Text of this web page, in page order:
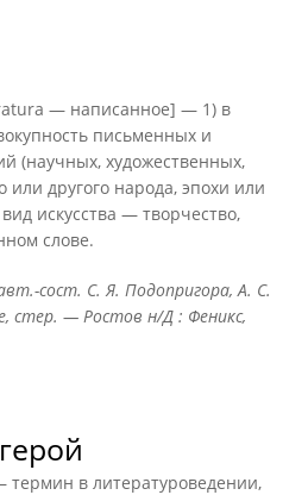
— написанное] — 1) в
письменных и
(научных, художественных,
или другого народа, эпохи или
искусства — творчество,
слове.
сост. С. Я. Подопригора, А. С.
стер. — Ростов н/Д : Феникс,
в литературоведении,